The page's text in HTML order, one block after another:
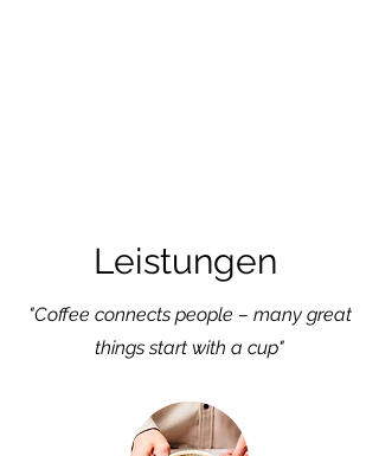
Leistungen
"Coffee connects people – many great
things start with a cup"